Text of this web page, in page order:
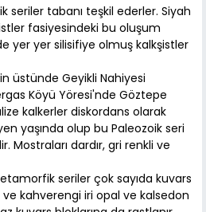
tabanı teşkil ederler. Siyah
fasiyesindeki bu oluşum
yer yer silisifiye olmuş kalkşistler
Geyikli Nahiyesi
Köyü Yöresi'nde Göztepe
kalkerler diskordans olarak
yaşında olup bu Paleozoik seri
Mostraları dardır, gri renkli ve
seriler çok sayıda kuvars
ve kahverengi iri opal ve kalsedon